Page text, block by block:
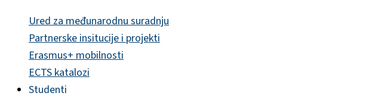
Ured za međunarodnu suradnju
Partnerske insitucije i projekti
Erasmus+ mobilnosti
ECTS katalozi
Studenti